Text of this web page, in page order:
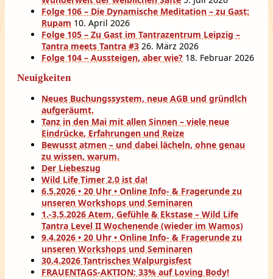
Folge 106 – Die Dynamische Meditation – zu Gast:
Rupam 10. April 2026
Folge 105 – Zu Gast im Tantrazentrum Leipzig –
Tantra meets Tantra #3 26. März 2026
Folge 104 – Aussteigen, aber wie? 18. Februar 2026
Neuigkeiten
Neues Buchungssystem, neue AGB und gründlch
aufgeräumt.
Tanz in den Mai mit allen Sinnen – viele neue
Eindrücke, Erfahrungen und Reize
Bewusst atmen – und dabei lächeln, ohne genau
zu wissen, warum.
Der Liebeszug
Wild Life Timer 2.0 ist da!
6.5.2026 • 20 Uhr • Online Info- & Fragerunde zu
unseren Workshops und Seminaren
1.-3.5.2026 Atem, Gefühle & Ekstase – Wild Life
Tantra Level II Wochenende (wieder im Wamos)
9.4.2026 • 20 Uhr • Online Info- & Fragerunde zu
unseren Workshops und Seminaren
30.4.2026 Tantrisches Walpurgisfest
FRAUENTAGS-AKTION: 33% auf Loving Body!